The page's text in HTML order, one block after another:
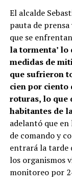
El alcalde
pauta de
que se
la tormenta’
medidas de
que sufrieron
cien por ciento
roturas, lo que
habitantes de
adelantó que
de comando y
entrará la tarde
los organismos
monitoreo por